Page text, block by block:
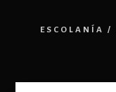
ESCOLANÍA /